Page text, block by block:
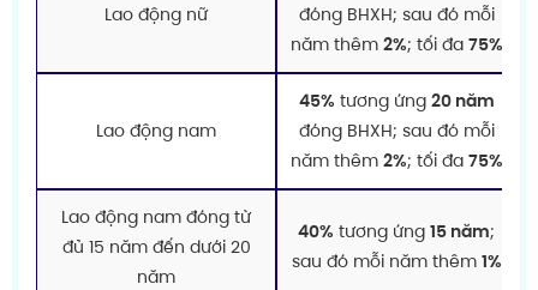
Lao động nữ
đóng BHXH; sau đó mỗi
năm thêm 2%; tối đa 75%
Lao động nam
45% tương ứng 20 năm
đóng BHXH; sau đó mỗi
năm thêm 2%; tối đa 75%
Lao động nam đóng từ
đủ 15 năm đến dưới 20
năm
40% tương ứng 15 năm;
sau đó mỗi năm thêm 1%